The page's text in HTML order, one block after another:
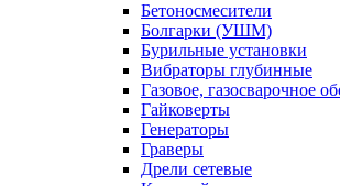
Бетоносмесители
Болгарки (УШМ)
Бурильные установки
Вибраторы глубинные
Газовое, газосварочное
Гайковерты
Генераторы
Граверы
Дрели сетевые